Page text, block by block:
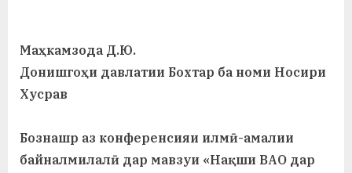
Маҳкамзода Д.Ю.
Донишгоҳи давлатии Бохтар ба номи Носири
Хусрав
Бознашр аз конференсияи илмӣ-амалии
байналмилалӣ дар мавзуи «Нақши ВАО дар